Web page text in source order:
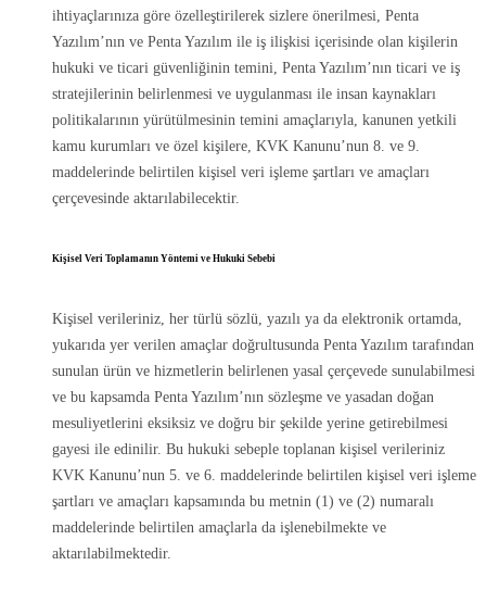
ihtiyaçlarınıza göre özelleştirilerek sizlere önerilmesi, Penta
Yazılım’nın ve Penta Yazılım ile iş ilişkisi içerisinde olan kişilerin
hukuki ve ticari güvenliğinin temini, Penta Yazılım’nın ticari ve iş
stratejilerinin belirlenmesi ve uygulanması ile insan kaynakları
politikalarının yürütülmesinin temini amaçlarıyla, kanunen yetkili
kamu kurumları ve özel kişilere, KVK Kanunu’nun 8. ve 9.
maddelerinde belirtilen kişisel veri işleme şartları ve amaçları
çerçevesinde aktarılabilecektir.
Kişisel Veri Toplamanın Yöntemi ve Hukuki Sebebi
Kişisel verileriniz, her türlü sözlü, yazılı ya da elektronik ortamda,
yukarıda yer verilen amaçlar doğrultusunda Penta Yazılım tarafından
sunulan ürün ve hizmetlerin belirlenen yasal çerçevede sunulabilmesi
ve bu kapsamda Penta Yazılım’nın sözleşme ve yasadan doğan
mesuliyetlerini eksiksiz ve doğru bir şekilde yerine getirebilmesi
gayesi ile edinilir. Bu hukuki sebeple toplanan kişisel verileriniz
KVK Kanunu’nun 5. ve 6. maddelerinde belirtilen kişisel veri işleme
şartları ve amaçları kapsamında bu metnin (1) ve (2) numaralı
maddelerinde belirtilen amaçlarla da işlenebilmekte ve
aktarılabilmektedir.